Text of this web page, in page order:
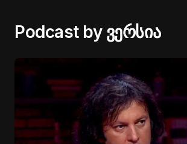
Podcast by ვერსია